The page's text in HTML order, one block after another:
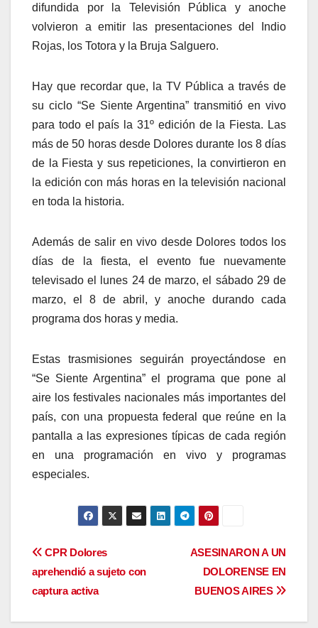
difundida por la Televisión Pública y anoche
volvieron a emitir las presentaciones del Indio
Rojas, los Totora y la Bruja Salguero.
Hay que recordar que, la TV Pública a través de
su ciclo “Se Siente Argentina” transmitió en vivo
para todo el país la 31º edición de la Fiesta. Las
más de 50 horas desde Dolores durante los 8 días
de la Fiesta y sus repeticiones, la convirtieron en
la edición con más horas en la televisión nacional
en toda la historia.
Además de salir en vivo desde Dolores todos los
días de la fiesta, el evento fue nuevamente
televisado el lunes 24 de marzo, el sábado 29 de
marzo, el 8 de abril, y anoche durando cada
programa dos horas y media.
Estas trasmisiones seguirán proyectándose en
“Se Siente Argentina” el programa que pone al
aire los festivales nacionales más importantes del
país, con una propuesta federal que reúne en la
pantalla a las expresiones típicas de cada región
en una programación en vivo y programas
especiales.
Navegación
de
entradas
ASESINARON A UN
DOLORENSE EN
BUENOS AIRES
CPR Dolores
aprehendió a sujeto con
captura activa